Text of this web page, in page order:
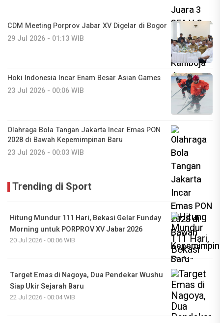
CDM Meeting Porprov Jabar XV Digelar di Bogor
29 Jul 2026 - 01:13 WIB
Hoki Indonesia Incar Enam Besar Asian Games
23 Jul 2026 - 00:06 WIB
Olahraga Bola Tangan Jakarta Incar Emas PON
2028 di Bawah Kepemimpinan Baru
23 Jul 2026 - 00:03 WIB
Trending di Sport
Hitung Mundur 111 Hari, Bekasi Gelar Funday
Morning untuk PORPROV XV Jabar 2026
20 Jul 2026 - 00:06 WIB
Target Emas di Nagoya, Dua Pendekar Wushu
Siap Ukir Sejarah Baru
22 Jul 2026 - 00:04 WIB